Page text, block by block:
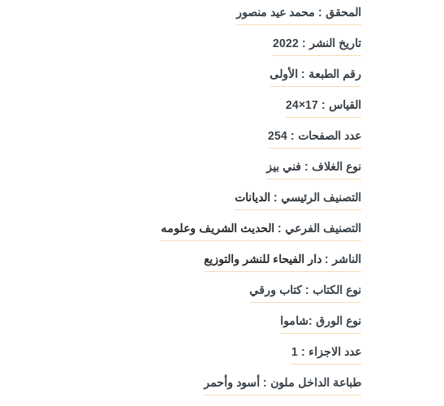
المحقق : محمد عيد منصور
تاريخ النشر : 2022
رقم الطبعة : الأولى
القياس : 17×24
عدد الصفحات : 254
نوع الغلاف : فني بيز
التصنيف الرئيسي : الديانات
التصنيف الفرعي : الحديث الشريف وعلومه
الناشر : دار الفيحاء للنشر والتوزيع
نوع الكتاب : كتاب ورقي
نوع الورق :شاموا
عدد الاجزاء : 1
طباعة الداخل ملون : أسود وأحمر
أمواج السرد
دار ليندا